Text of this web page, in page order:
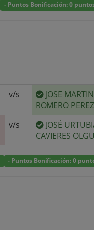
- Puntos Bonificación: 0
v/s JOSE
ROMERO PEREZ
v/s JOSÉ
CAVIERES
- Puntos Bonificación: 0